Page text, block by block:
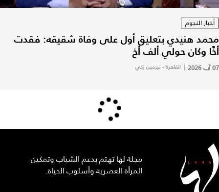
أخبار النجوم
محمد هنيدي بتعليق أول على وفاة شقيقه: فقدت
أخًا وكان حولي ألف أخ
07 آب 2026 | القاهرة - نيرمين زكي
مجلة لها تهتم بدعم الشباب وتمكين
المرأة العصرية وأسلوب الحياة.